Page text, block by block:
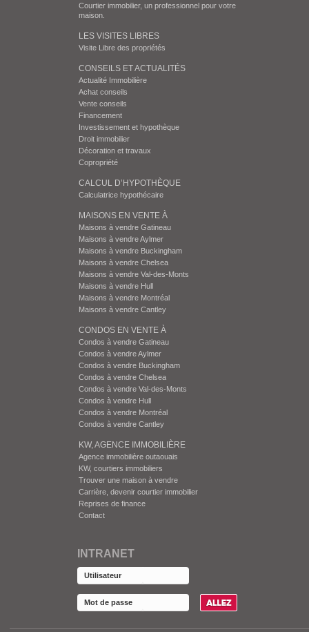
Courtier immobilier, un professionnel pour votre
maison.
LES VISITES LIBRES
Visite Libre des propriétés
CONSEILS ET ACTUALITÉS
Actualité Immobilière
Achat conseils
Vente conseils
Financement
Investissement et hypothèque
Droit immobilier
Décoration et travaux
Copropriété
CALCUL D’HYPOTHÈQUE
Calculatrice hypothécaire
MAISONS EN VENTE À
Maisons à vendre Gatineau
Maisons à vendre Aylmer
Maisons à vendre Buckingham
Maisons à vendre Chelsea
Maisons à vendre Val-des-Monts
Maisons à vendre Hull
Maisons à vendre Montréal
Maisons à vendre Cantley
CONDOS EN VENTE À
Condos à vendre Gatineau
Condos à vendre Aylmer
Condos à vendre Buckingham
Condos à vendre Chelsea
Condos à vendre Val-des-Monts
Condos à vendre Hull
Condos à vendre Montréal
Condos à vendre Cantley
KW, AGENCE IMMOBILIÈRE
Agence immobilière outaouais
KW, courtiers immobiliers
Trouver une maison à vendre
Carrière, devenir courtier immobilier
Reprises de finance
Contact
INTRANET